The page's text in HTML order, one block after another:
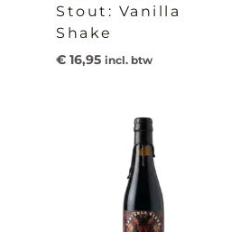
Stout: Vanilla
Shake
€ 16,95 incl. btw